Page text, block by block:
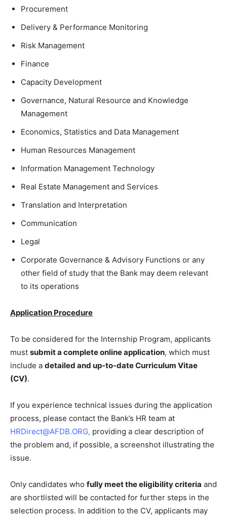
Procurement
Delivery & Performance Monitoring
Risk Management
Finance
Capacity Development
Governance, Natural Resource and Knowledge
Management
Economics, Statistics and Data Management
Human Resources Management
Information Management Technology
Real Estate Management and Services
Translation and Interpretation
Communication
Legal
Corporate Governance & Advisory Functions or any
other field of study that the Bank may deem relevant
to its operations
Application Procedure
To be considered for the Internship Program, applicants
must submit a complete online application, which must
include a detailed and up-to-date Curriculum Vitae
(CV).
If you experience technical issues during the application
process, please contact the Bank’s HR team at
HRDirect@AFDB.ORG, providing a clear description of
the problem and, if possible, a screenshot illustrating the
issue.
Only candidates who fully meet the eligibility criteria and
are shortlisted will be contacted for further steps in the
selection process. In addition to the CV, applicants may